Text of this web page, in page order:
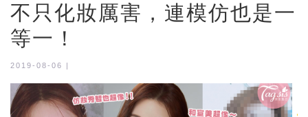
不只化妝厲害，連模仿也是一
等一！
2019-08-06 |